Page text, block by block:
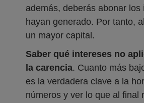
además, deberás abonar los
hayan generado. Por tanto,
un mayor capital.
Saber qué intereses no
la carencia. Cuanto más
es la verdadera clave a la
números y ver lo que al final